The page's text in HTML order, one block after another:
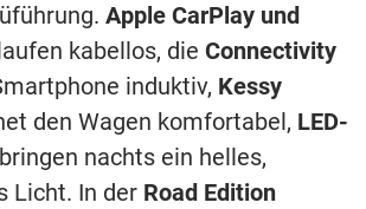
Apple CarPlay und
kabellos, die Connectivity
induktiv, Kessy
den Wagen komfortabel, LED-
bringen nachts ein helles,
Licht. In der Road Edition